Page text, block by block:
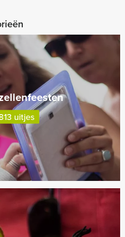
uitjes